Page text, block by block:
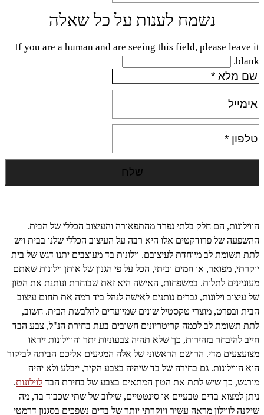
נשמח לענות על כל שאלה
If you are a human and are seeing this field, please leave it
blank.
הווילונות, הם חלק בלתי נפרד מהתפאורה והעיצוב הכללי של הבית.
ההשפעה של פרודקטים אלו היא רבה על העיצוב הכללי שלנו בבית ויש
לתת תשומת לב מיוחדת לעיצובם. וילונות בד מעוצבים יתנו דגש של בית
יוקרתי, מפואר, או חמים וביתי, הכל על פי הגנון של אותן וילונות שאתם
מעוניינים לתלות. במשפחות, האישה היא זאת שבוחרת ונותנת את הטון
של עיצוב וילונות, גברים נותנים לאישה לנהל ביד רמה את תחום עיצוב
הבית ובפרט, מוצרי טקסטיל שונים שמיועדים להלבשת הבית. חשוב,
לתת תשומת לב לכמה קריטריונים חשובים בעת בחירת הנ"ל, צבע הבד
חייב להיבחר בזהירות, כך שלא תהיה צבעוניות יתר והווילונות ייראו
מצועצעים מדי. הרושם הראשוני של אלה המגיעים אליכם הביתה לביקור
הוא הווילונות. גם בחירה של בד שיהיה בצבע הקיר, ייבלע ולא יהיה
מורגש, כך שיש לתת את הטון המתאים בצבע של בחירת הבד לוילונות.
ניתן למצוא בדים טבעיים או סינטטיים, שילוב של שתי שכבוד בד, מה
שיקנה לווילון מראה עשיר ויוקרתי יותר של בדים נשפכים בסגנון דרמטי